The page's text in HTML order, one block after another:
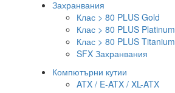
Захранвания
Клас > 80 PLUS Gold
Клас > 80 PLUS Platinum
Клас > 80 PLUS Titanium
SFX Захранвания
Компютърни кутии
ATX / E-ATX / XL-ATX